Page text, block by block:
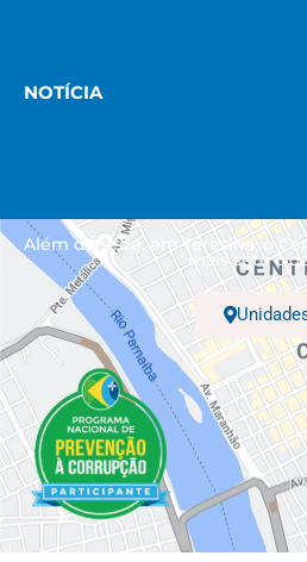
NOTÍCIA
Além da sede, em Teresina, o
mais sete